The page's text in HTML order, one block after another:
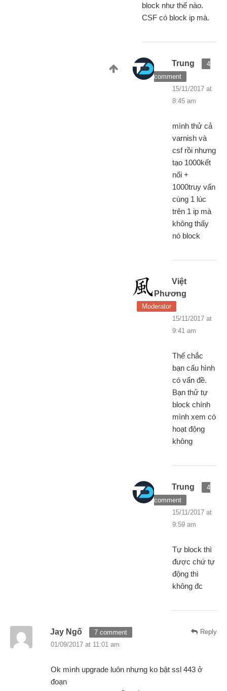
block như thế nào.
CSF có block ip mà.
Trung
4
comment
15/11/2017 at
8:45 am
mình thử cả
varnish và
csf rồi nhưng
tạo 1000kết
nối +
1000truy vấn
cùng 1 lúc
trên 1 ip mà
không thấy
nó block
Việt
Phương
Moderator
15/11/2017 at
9:41 am
Thế chắc
bạn cấu hình
có vấn đề.
Bạn thử tự
block chính
mình xem có
hoạt động
không
Trung
4
comment
15/11/2017 at
9:59 am
Tự block thì
được chứ tự
động thì
không đc
Reply
Jay Ngố
7 comment
01/09/2017 at 11:01 am
Ok mình upgrade luôn nhưng ko bật ssl 443 ở
đoạn